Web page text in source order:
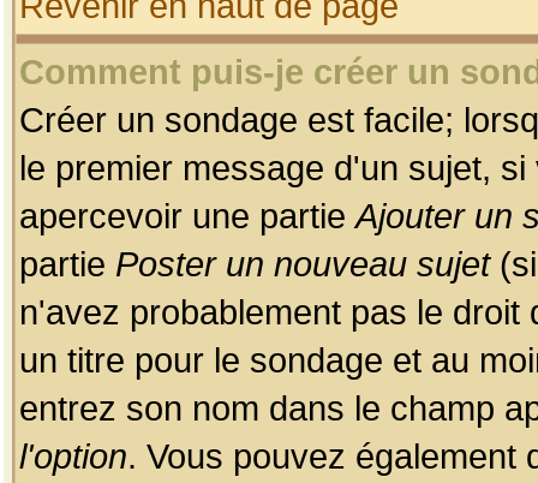
Comment puis-je créer un
Créer un sondage est facile;
le premier message d'un sujet,
apercevoir une partieAjouter un
partie Poster un nouveau sujet(si
n'avez probablement pas le
un titre pour le sondage et au
entrez son nom dans le champ
l'option. Vous pouvez également